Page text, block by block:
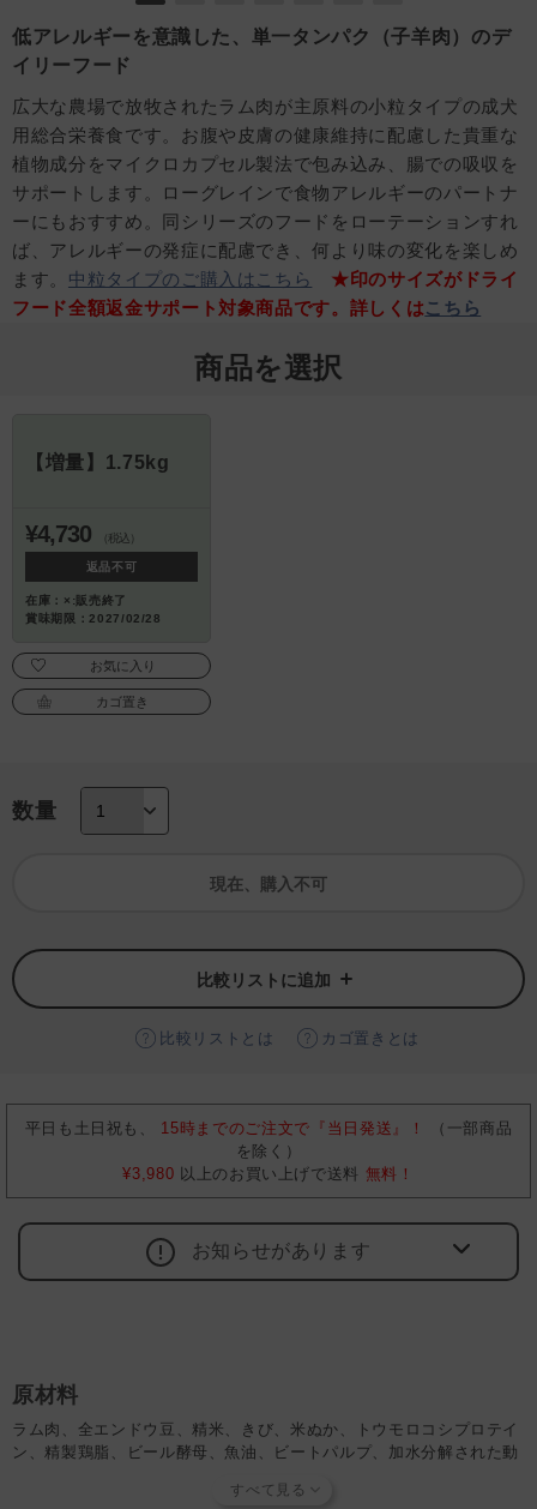
低アレルギーを意識した、単一タンパク（子羊肉）のデ
イリーフード
広大な農場で放牧されたラム肉が主原料の小粒タイプの成犬
用総合栄養食です。お腹や皮膚の健康維持に配慮した貴重な
植物成分をマイクロカプセル製法で包み込み、腸での吸収を
サポートします。ローグレインで食物アレルギーのパートナ
ーにもおすすめ。同シリーズのフードをローテーションすれ
ば、アレルギーの発症に配慮でき、何より味の変化を楽しめ
ます。 中粒タイプのご購入はこちら
★印のサイズがドライ
フード全額返金サポート対象商品です。詳しくはこちら
商品を選択
【増量】1.75kg
¥4,730 （税込）
返品不可
在庫：×:販売終了
賞味期限：2027/02/28
お気に入り
カゴ置き
数量
現在、購入不可
比較リストに追加
比較リストとは カゴ置きとは
平日も土日祝も、 15時までのご注文で『当日発送』！
（一部商品
を除く）
¥3,980 以上のお買い上げで送料 無料！
お知らせがあります
原材料
ラム肉、全エンドウ豆、精米、きび、米ぬか、トウモロコシプロテイ
ン、精製鶏脂、ビール酵母、魚油、ビートパルプ、加水分解された動
ップルの茎、ユッカシジゲラ、濃縮アロエベラジェル、ビタミンA、